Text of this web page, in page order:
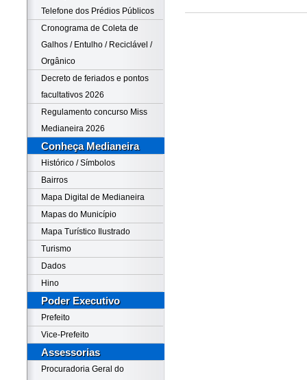
Telefone dos Prédios Públicos
Cronograma de Coleta de
Galhos / Entulho / Reciclável /
Orgânico
Decreto de feriados e pontos
facultativos 2026
Regulamento concurso Miss
Medianeira 2026
Conheça Medianeira
Histórico / Símbolos
Bairros
Mapa Digital de Medianeira
Mapas do Município
Mapa Turístico Ilustrado
Turismo
Dados
Hino
Poder Executivo
Prefeito
Vice-Prefeito
Assessorias
Procuradoria Geral do